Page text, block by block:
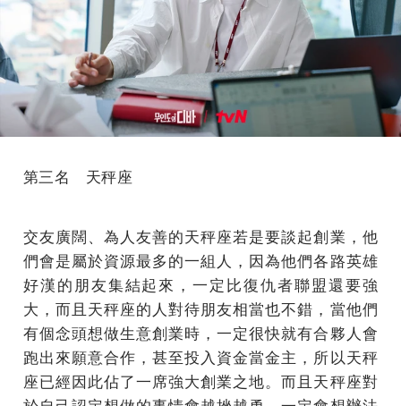
第三名 天秤座
交友廣闊、為人友善的天秤座若是要談起創業，他
們會是屬於資源最多的一組人，因為他們各路英雄
好漢的朋友集結起來，一定比復仇者聯盟還要強
大，而且天秤座的人對待朋友相當也不錯，當他們
有個念頭想做生意創業時，一定很快就有合夥人會
跑出來願意合作，甚至投入資金當金主，所以天秤
座已經因此佔了一席強大創業之地。而且天秤座對